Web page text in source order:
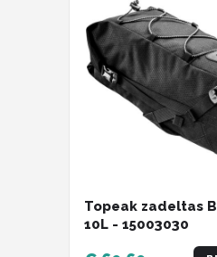
Topeak zadeltas
10L - 15003030